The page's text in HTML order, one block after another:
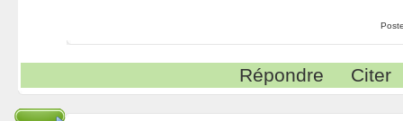
Répondre Citer